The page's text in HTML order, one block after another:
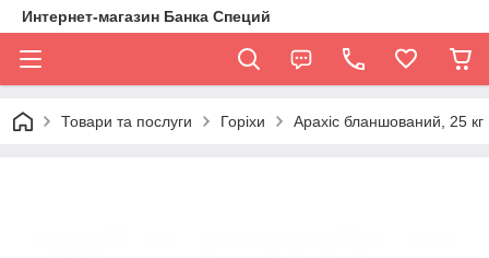
Интернет-магазин Банка Специй
Товари та послуги Горіхи Арахіс бланшований, 25 кг